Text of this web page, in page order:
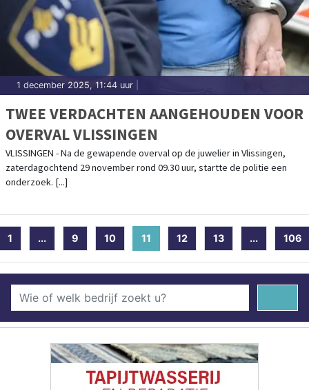
1 december 2025, 11:44 uur
TWEE VERDACHTEN AANGEHOUDEN VOOR
OVERVAL VLISSINGEN
VLISSINGEN - Na de gewapende overval op de juwelier in Vlissingen,
zaterdagochtend 29 november rond 09.30 uur, startte de politie een
onderzoek. [...]
1 ... 9 10 11 (current)
12 13 ... 106